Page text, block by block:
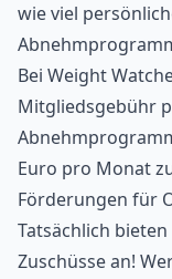
wie viel
Bei Weight
Mitgliedsgebühr
Euro pro Monat
Förderungen für
Tatsächlich
Zuschüsse an!